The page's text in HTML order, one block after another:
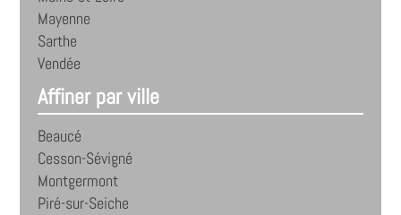
Mayenne
Sarthe
Vendée
Affiner par ville
Beaucé
Cesson-Sévigné
Montgermont
Piré-sur-Seiche